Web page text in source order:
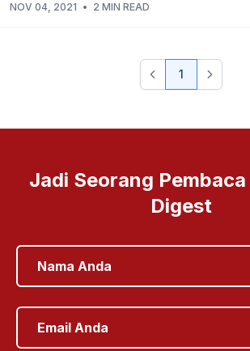
NOV 04, 2021 • 2 MIN READ
1
Jadi Seorang
Digest